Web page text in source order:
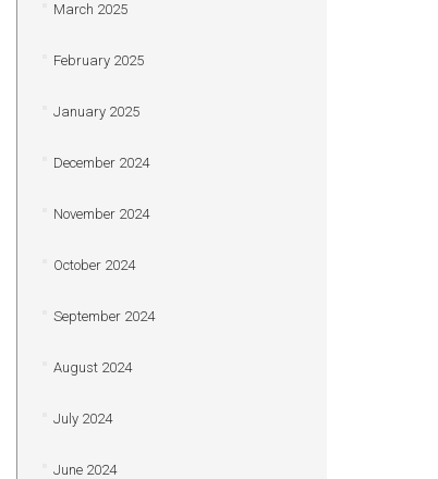
March 2025
February 2025
January 2025
December 2024
November 2024
October 2024
September 2024
August 2024
July 2024
June 2024